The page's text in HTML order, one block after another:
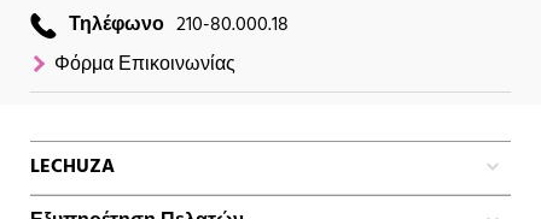
Τηλέφωνο 210-80.000.18
Φόρμα Επικοινωνίας
LECHUZA